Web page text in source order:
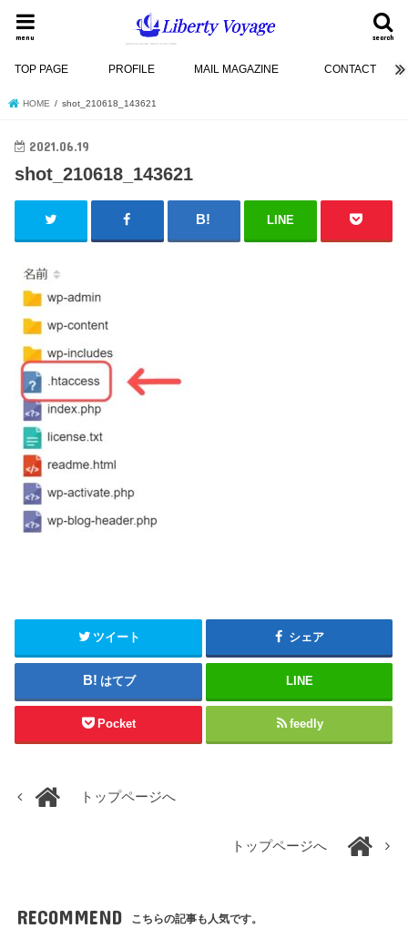
search
menu
TOP PAGE PROFILE MAIL MAGAZINE CONTACT
HOME shot_210618_143621
2021.06.19
shot_210618_143621
LINE
ツイート シェア
はてブ LINE
Pocket feedly
トップページへ
トップページへ
RECOMMEND こちらの記事も人気です。